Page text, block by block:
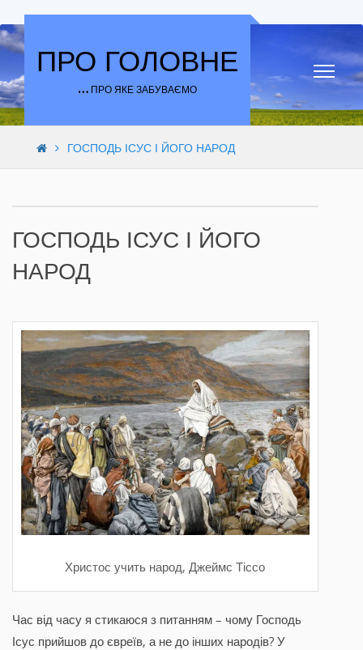
Skip to content
ПРО ГОЛОВНЕ
… ПРО ЯКЕ ЗАБУВАЄМО
ГОСПОДЬ ІСУС І ЙОГО НАРОД
ГОСПОДЬ ІСУС І ЙОГО
НАРОД
Христос учить народ, Джеймс Тіссо
Час від часу я стикаюся з питанням – чому Господь
Ісус прийшов до євреїв, а не до інших народів? У